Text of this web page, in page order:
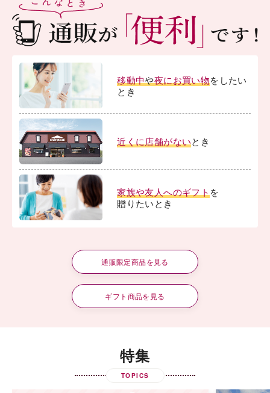
移動中や夜にお買い物をしたい
とき
近くに店舗がないとき
家族や友人へのギフト を
贈りたいとき
通販限定商品を見る
ギフト商品を見る
特集
TOPICS